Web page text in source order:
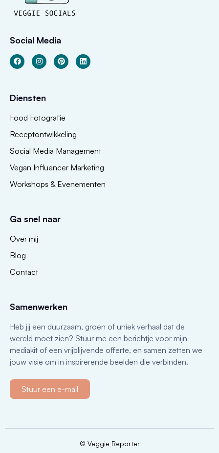
Social Media
Diensten
Food Fotografie
Receptontwikkeling
Social Media Management
Vegan Influencer Marketing
Workshops & Evenementen
Ga snel naar
Over mij
Blog
Contact
Samenwerken
Heb jij een duurzaam, groen of uniek verhaal dat de
wereld moet zien? Stuur me een berichtje voor mijn
mediakit of een vrijblijvende offerte, en samen zetten we
jouw visie om in inspirerende beelden die verbinden.
Stuur een e-mail
© Veggie Reporter